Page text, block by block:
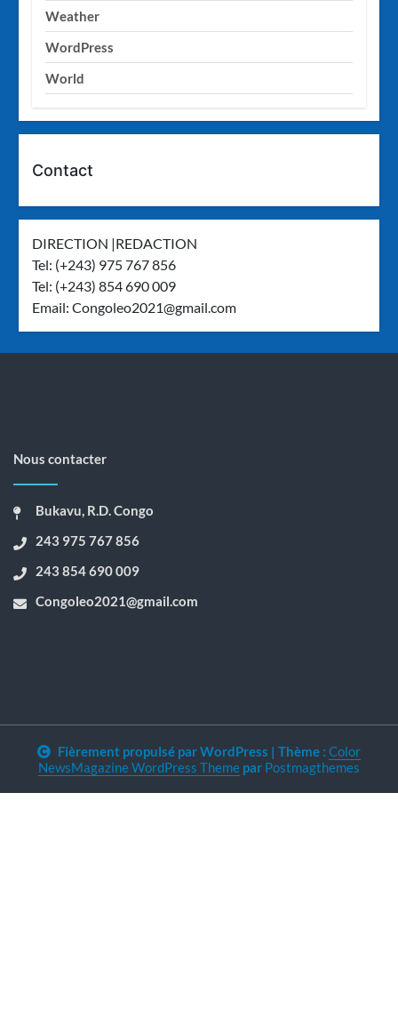
Weather
WordPress
World
Contact
DIRECTION |REDACTION
Tel: (+243) 975 767 856
Tel: (+243) 854 690 009
Email:Congoleo2021@gmail.com
Nous contacter
Bukavu, R.D. Congo
243 975 767 856
243 854 690 009
Congoleo2021@gmail.com
Fièrement propulsé par WordPress | Thème : Color
NewsMagazine WordPress Theme par Postmagthemes